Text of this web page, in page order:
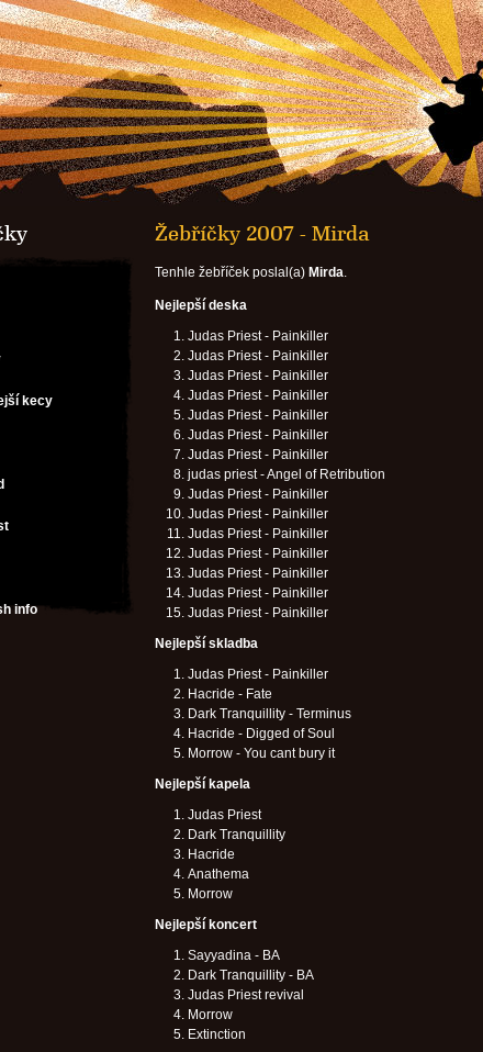
kecy
info
Žebříčky 2007 - Mirda
Tenhle žebříček poslal(a) Mirda.
Nejlepší deska
Judas Priest - Painkiller
Judas Priest - Painkiller
Judas Priest - Painkiller
Judas Priest - Painkiller
Judas Priest - Painkiller
Judas Priest - Painkiller
Judas Priest - Painkiller
judas priest - Angel of Retribution
Judas Priest - Painkiller
Judas Priest - Painkiller
Judas Priest - Painkiller
Judas Priest - Painkiller
Judas Priest - Painkiller
Judas Priest - Painkiller
Judas Priest - Painkiller
Nejlepší skladba
Judas Priest - Painkiller
Hacride - Fate
Dark Tranquillity - Terminus
Hacride - Digged of Soul
Morrow - You cant bury it
Nejlepší kapela
Judas Priest
Dark Tranquillity
Hacride
Anathema
Morrow
Nejlepší koncert
Sayyadina - BA
Dark Tranquillity - BA
Judas Priest revival
Morrow
Extinction